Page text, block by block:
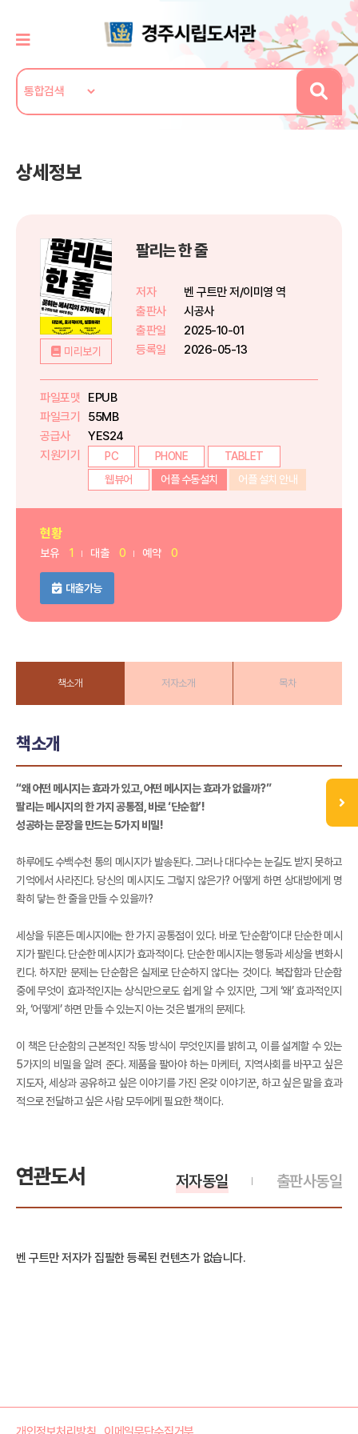
상세정보
미리보기
팔리는 한 줄
저자
벤 구트만 저/이미영 역
출판사
시공사
출판일
2025-10-01
등록일
2026-05-13
파일포맷
EPUB
파일크기
55MB
공급사
YES24
지원기기
PC PHONE
TABLET
웹뷰어
어플 수동설치 어플 설치 안내
현황
보유 1 대출 0 예약 0
대출가능
책소개 저자소개 목차
책소개
“왜 어떤 메시지는 효과가 있고, 어떤 메시지는 효과가 없을까?”
팔리는 메시지의 한 가지 공통점, 바로 ‘단순함’!
성공하는 문장을 만드는 5가지 비밀!
하루에도 수백수천 통의 메시지가 발송된다. 그러나 대다수는 눈길도 받지 못하고
기억에서 사라진다. 당신의 메시지도 그렇지 않은가? 어떻게 하면 상대방에게 명
확히 닿는 한 줄을 만들 수 있을까?
세상을 뒤흔든 메시지에는 한 가지 공통점이 있다. 바로 ‘단순함’이다! 단순한 메시
지가 팔린다. 단순한 메시지가 효과적이다. 단순한 메시지는 행동과 세상을 변화시
킨다. 하지만 문제는 단순함은 실제로 단순하지 않다는 것이다. 복잡함과 단순함
중에 무엇이 효과적인지는 상식만으로도 쉽게 알 수 있지만, 그게 ‘왜’ 효과적인지
와, ‘어떻게’ 하면 만들 수 있는지 아는 것은 별개의 문제다.
이 책은 단순함의 근본적인 작동 방식이 무엇인지를 밝히고, 이를 설계할 수 있는
5가지의 비밀을 알려 준다. 제품을 팔아야 하는 마케터, 지역사회를 바꾸고 싶은
지도자, 세상과 공유하고 싶은 이야기를 가진 온갖 이야기꾼, 하고 싶은 말을 효과
적으로 전달하고 싶은 사람 모두에게 필요한 책이다.
연관도서 출판사동일
저자동일
벤 구트만 저자가 집필한 등록된 컨텐츠가 없습니다.